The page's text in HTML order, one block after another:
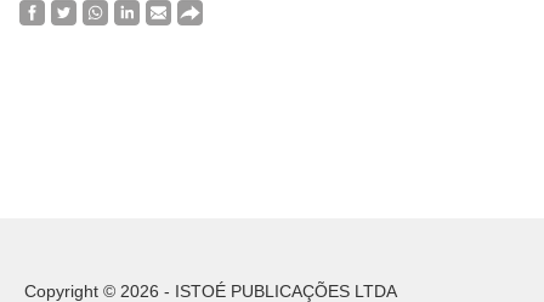
Copyright © 2026 - ISTOÉ PUBLICAÇÕES LTDA